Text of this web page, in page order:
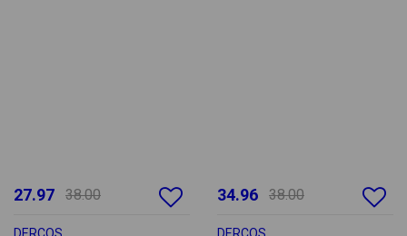
27.97 38.00
DERCOS
34.96 38.00
DERCOS